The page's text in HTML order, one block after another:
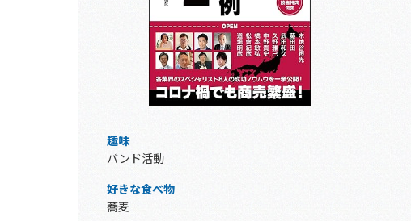
趣味
バンド活動
好きな食べ物
蕎麦